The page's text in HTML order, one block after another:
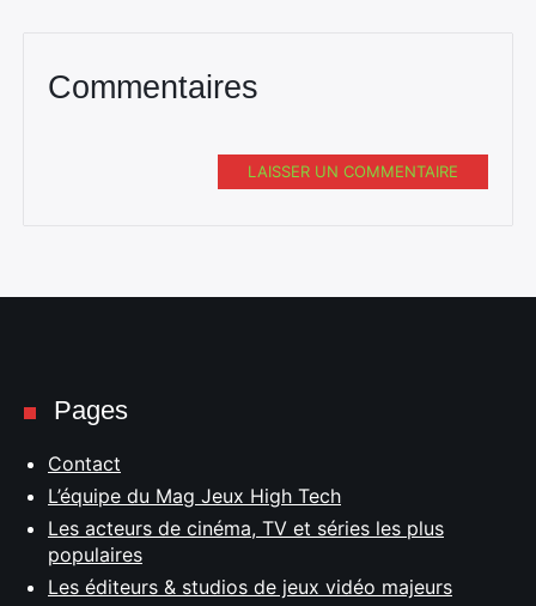
Commentaires
LAISSER UN COMMENTAIRE
Pages
Contact
L’équipe du Mag Jeux High Tech
Les acteurs de cinéma, TV et séries les plus
populaires
Les éditeurs & studios de jeux vidéo majeurs